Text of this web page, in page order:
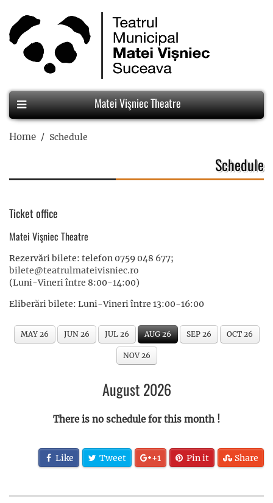
Matei Vişniec Theatre
Home Schedule
Schedule
Ticket office
Matei Vişniec Theatre
Rezervări bilete: telefon 0759 048 677;
bilete@teatrulmateivisniec.ro
(Luni-Vineri între 8:00-14:00)
Eliberări bilete: Luni-Vineri între 13:00-16:00
MAY 26 JUN 26 JUL 26 AUG 26 SEP 26 OCT 26
NOV 26
August 2026
There is no schedule for this month !
Like Tweet +1 Pin it Share